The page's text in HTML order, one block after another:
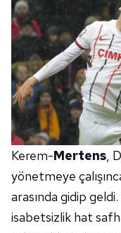
Kerem-Mertens,
yönetmeye
arasında gidip
isabetsizlik hat